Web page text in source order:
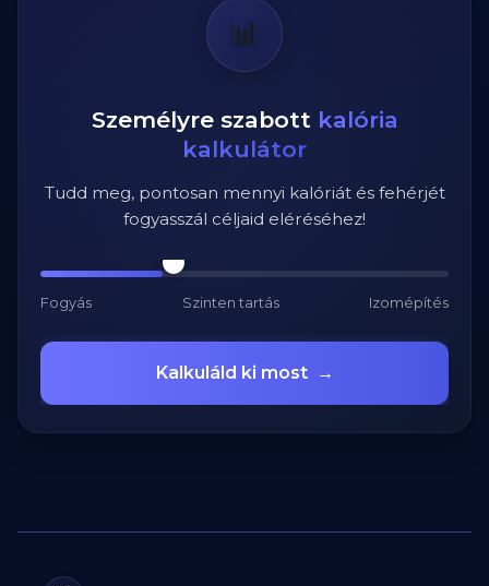
📊
Személyre szabott kalória
kalkulátor
Tudd meg, pontosan mennyi kalóriát és fehérjét
fogyasszál céljaid eléréséhez!
Fogyás Szinten tartás Izomépítés
Kalkuláld ki most →